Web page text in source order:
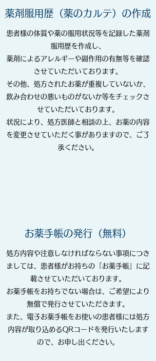
薬剤服用歴（薬のカルテ）の作成
患者様の体質や薬の服用状況等を記録した薬剤
服用歴を作成し、
薬剤によるアレルギーや副作用の有無等を確認
させていただいております。
その他、処方されたお薬が重複していないか、
飲み合わせの悪いものがないか等をチェックさ
せていただいております。
状況により、処方医師と相談の上、お薬の内容
を変更させていただく事がありますので、ご了
承ください。
お薬手帳の発行（無料）
処方内容や注意しなければならない事項につき
ましては、患者様がお持ちの「お薬手帳」に記
載させていただいております。
お薬手帳をお持ちでない場合は、ご希望により
無償で発行させていただきます。
​また、電子お薬手帳をお使いの患者様には処方
内容が取り込めるQRコードを発行いたします
ので、お申し出ください。